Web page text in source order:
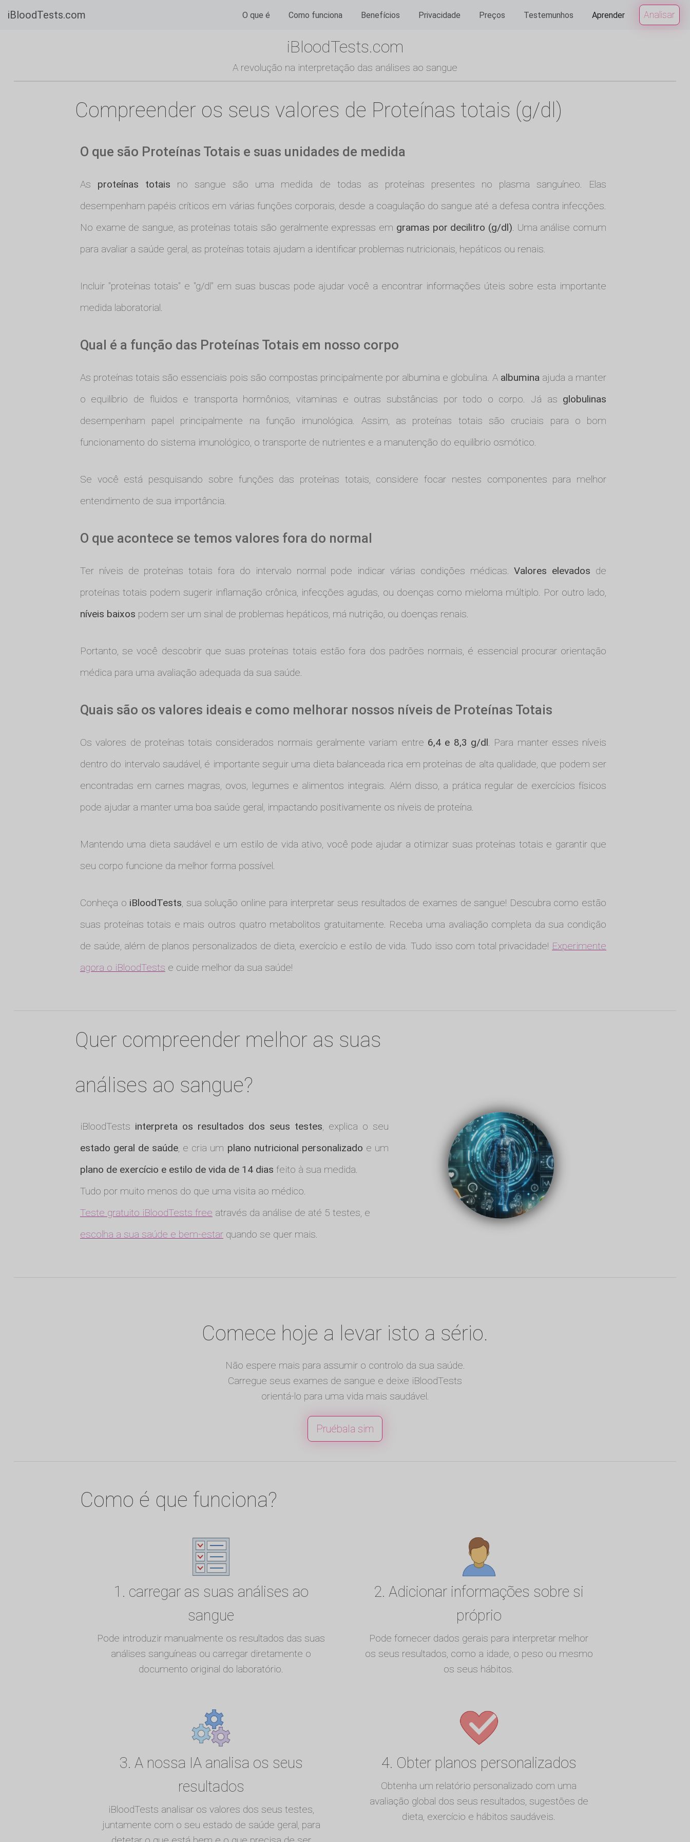
iBloodTests.com O que é Como funciona Benefícios Privacidade Preços Testemunhos Aprender Analisar
iBloodTests.com
A revolução na interpretação das análises ao sangue
Compreender os seus valores de Proteínas totais (g/dl)
O que são Proteínas Totais e suas unidades de medida
As proteínas totais no sangue são uma medida de todas as proteínas presentes no plasma sanguíneo. Elas
desempenham papéis críticos em várias funções corporais, desde a coagulação do sangue até a defesa contra infecções.
No exame de sangue, as proteínas totais são geralmente expressas em gramas por decilitro (g/dl). Uma análise comum
para avaliar a saúde geral, as proteínas totais ajudam a identificar problemas nutricionais, hepáticos ou renais.
Incluir "proteínas totais" e "g/dl" em suas buscas pode ajudar você a encontrar informações úteis sobre esta importante
medida laboratorial.
Qual é a função das Proteínas Totais em nosso corpo
As proteínas totais são essenciais pois são compostas principalmente por albumina e globulina. A albuminaajuda a manter
o equilíbrio de fluidos e transporta hormônios, vitaminas e outras substâncias por todo o corpo. Já as globulinas
desempenham papel principalmente na função imunológica. Assim, as proteínas totais são cruciais para o bom
funcionamento do sistema imunológico, o transporte de nutrientes e a manutenção do equilíbrio osmótico.
Se você está pesquisando sobre funções das proteínas totais, considere focar nestes componentes para melhor
entendimento de sua importância.
O que acontece se temos valores fora do normal
Ter níveis de proteínas totais fora do intervalo normal pode indicar várias condições médicas.Valores elevados de
proteínas totais podem sugerir inflamação crônica, infecções agudas, ou doenças como mieloma múltiplo. Por outro lado,
níveis baixos podem ser um sinal de problemas hepáticos, má nutrição, ou doenças renais.
Portanto, se você descobrir que suas proteínas totais estão fora dos padrões normais, é essencial procurar orientação
médica para uma avaliação adequada da sua saúde.
Quais são os valores ideais e como melhorar nossos níveis de Proteínas Totais
Os valores de proteínas totais considerados normais geralmente variam entre 6,4 e 8,3 g/dl. Para manter esses níveis
dentro do intervalo saudável, é importante seguir uma dieta balanceada rica em proteínas de alta qualidade, que podem ser
encontradas em carnes magras, ovos, legumes e alimentos integrais. Além disso, a prática regular de exercícios físicos
pode ajudar a manter uma boa saúde geral, impactando positivamente os níveis de proteína.
Mantendo uma dieta saudável e um estilo de vida ativo, você pode ajudar a otimizar suas proteínas totais e garantir que
seu corpo funcione da melhor forma possível.
Conheça o iBloodTests, sua solução online para interpretar seus resultados de exames de sangue! Descubra como estão
suas proteínas totais e mais outros quatro metabolitos gratuitamente. Receba uma avaliação completa da sua condição
de saúde, além de planos personalizados de dieta, exercício e estilo de vida. Tudo isso com total privacidade! Experimente
agora o iBloodTests e cuide melhor da sua saúde!
Quer compreender melhor as suas
análises ao sangue?
iBloodTests interpreta os resultados dos seus testes, explica o seu
estado geral de saúde, e cria um plano nutricional personalizado e um
plano de exercício e estilo de vida de 14 dias feito à sua medida.
Tudo por muito menos do que uma visita ao médico.
Teste gratuito iBloodTests free através da análise de até 5 testes, e
escolha a sua saúde e bem-estarquando se quer mais.
Comece hoje a levar isto a sério.
Não espere mais para assumir o controlo da sua saúde.
Carregue seus exames de sangue e deixe iBloodTests
orientá-lo para uma vida mais saudável.
Pruébala sim
Como é que funciona?
1. carregar as suas análises ao
sangue
Pode introduzir manualmente os resultados das suas
análises sanguíneas ou carregar diretamente o
documento original do laboratório.
2. Adicionar informações sobre si
próprio
Pode fornecer dados gerais para interpretar melhor
os seus resultados, como a idade, o peso ou mesmo
os seus hábitos.
3. A nossa IA analisa os seus
resultados
iBloodTests analisar os valores dos seus testes,
juntamente com o seu estado de saúde geral, para
4. Obter planos personalizados
Obtenha um relatório personalizado com uma
avaliação global dos seus resultados, sugestões de
dieta, exercício e hábitos saudáveis.